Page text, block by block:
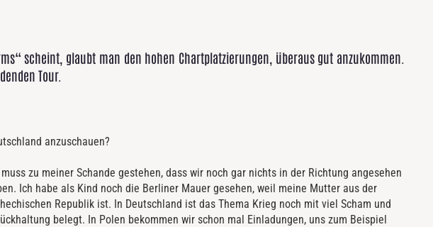
scheint, glaubt man den hohen Chartplatzierungen, überaus gut anzukommen.
Tour.
anzuschauen?
zu meiner Schande gestehen, dass wir noch gar nichts in der Richtung angesehen
Ich habe als Kind noch die Berliner Mauer gesehen, weil meine Mutter aus der
Republik ist. In Deutschland ist das Thema Krieg noch mit viel Scham und
belegt. In Polen bekommen wir schon mal Einladungen, uns zum Beispiel